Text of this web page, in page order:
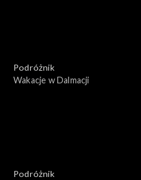
Podróżnik
Wakacje w Dalmacji
Podróżnik